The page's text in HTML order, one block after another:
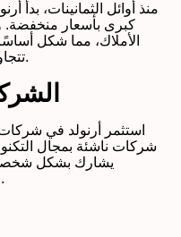
منذ أوائل الثمانينات، بدأ
كبرى بأسعار
الأملاك، مما شكل
.
2.
استثمر أرنولد في
شركات ناشئة بمجال
يشارك بشكل شخصي
مستشارين ماليين على أعلى مستوى.